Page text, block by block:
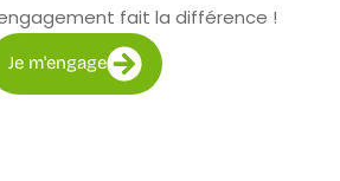
fait la différence !
Je m'engage